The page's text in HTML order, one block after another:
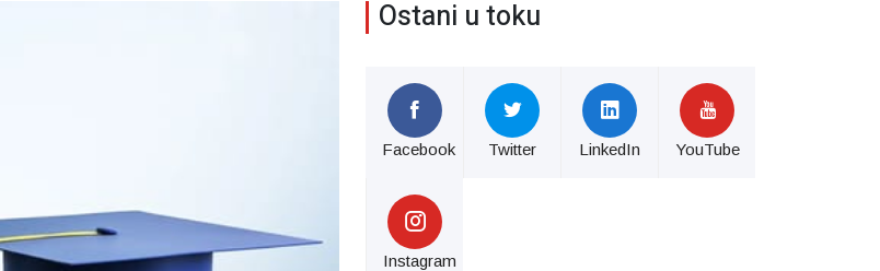
Ostani u toku
Facebook Twitter LinkedIn YouTube
Instagram